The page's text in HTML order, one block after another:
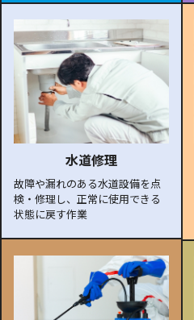
水道修理
故障や漏れのある水道設備を点
検・修理し、正常に使用できる
状態に戻す作業